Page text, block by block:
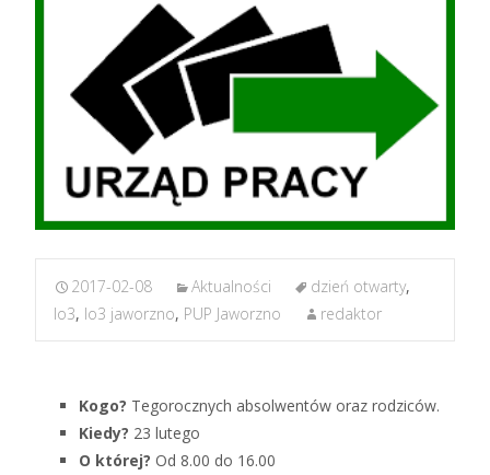
2017-02-08 Aktualności dzień otwarty,
lo3, lo3 jaworzno, PUP Jaworzno redaktor
Kogo? Tegorocznych absolwentów oraz rodziców.
Kiedy? 23 lutego
O której? Od 8.00 do 16.00